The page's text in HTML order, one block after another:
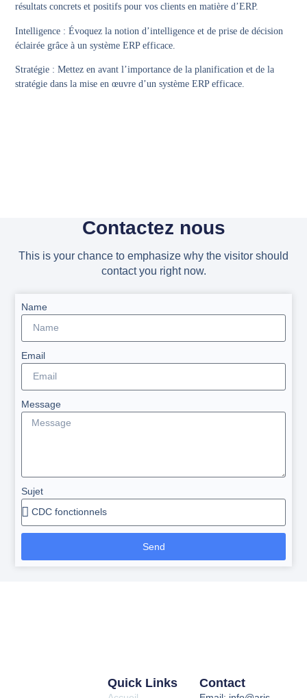
résultats concrets et positifs pour vos clients en matière d’ERP.
Intelligence : Évoquez la notion d’intelligence et de prise de décision
éclairée grâce à un système ERP efficace.
Stratégie : Mettez en avant l’importance de la planification et de la
stratégie dans la mise en œuvre d’un système ERP efficace.
Contactez nous
This is your chance to emphasize why the visitor should
contact you right now.
Name
Email
Message
Sujet
Send
Quick Links Contact